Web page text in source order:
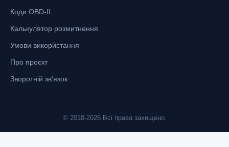
Коди OBD-II
Калькулятор розмитнення
Умови використання
Про проєкт
Зворотній зв'язок
© 2018-2026 Всі права захищено.